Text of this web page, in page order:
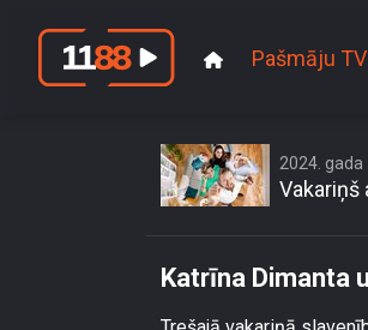
Pašmāju
2024. gada
Vakariņš
Katrīna Dimanta